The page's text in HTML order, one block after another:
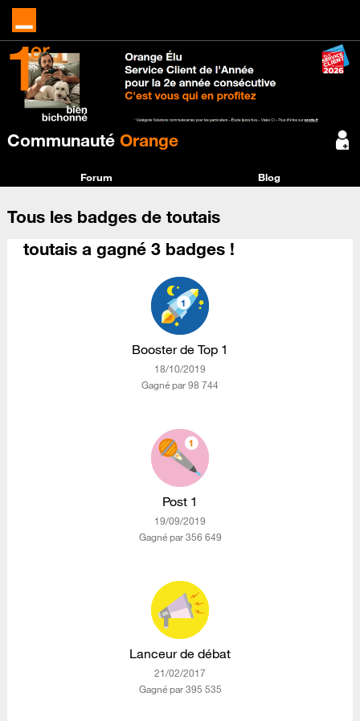
Communauté Orange
Forum Blog
Tous les badges de toutais
toutais a gagné 3 badges !
Booster de Top 1
‎18/10/2019
Gagné par 98 744
Post 1
‎19/09/2019
Gagné par 356 649
Lanceur de débat
‎21/02/2017
Gagné par 395 535